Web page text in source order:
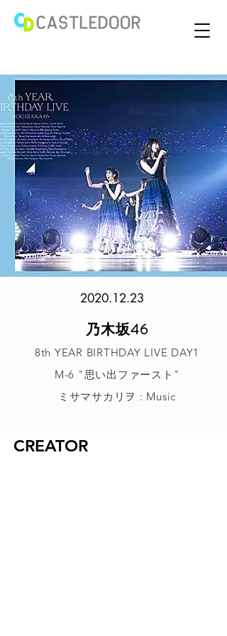
2020.12.23
乃木坂46
8th YEAR BIRTHDAY LIVE DAY1
M-6 "思い出ファースト"
ミサマサカリヲ : Music
CREATOR